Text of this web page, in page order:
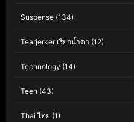
Suspense (134)
Tearjerker เรียกน้ำตา (12)
Technology (14)
Teen (43)
Thai ไทย (1)